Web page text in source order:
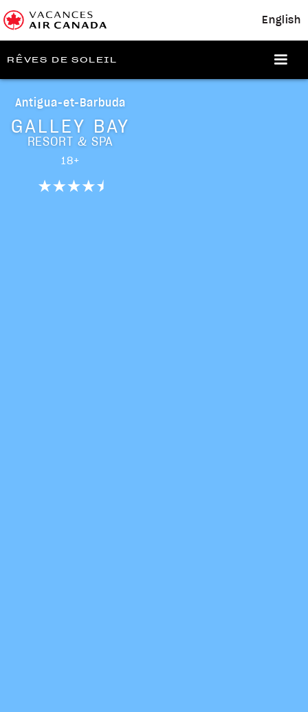
English
RÊVES DE SOLEIL
Antigua-et-Barbuda
GALLEY BAY
RESORT & SPA
18+